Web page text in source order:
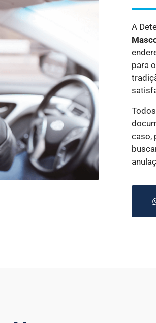
A
para
caso,